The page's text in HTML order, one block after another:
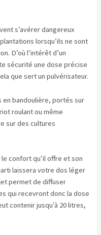
s’avérer dangereux
lorsqu’ils ne sont
D’où l’intérêt d’un
sécurité une dose précise
que sert un pulvérisateur.
en bandoulière, portés sur
roulant ou même
sur des cultures
confort qu’il offre et son
laissera votre dos léger
permet de diffuser
qui recevront donc la dose
contenir jusqu’à 20 litres,